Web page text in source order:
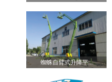
蜘蛛自臂式升降平...